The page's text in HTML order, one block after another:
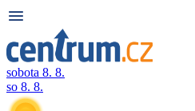
sobota 8. 8.
so 8. 8.